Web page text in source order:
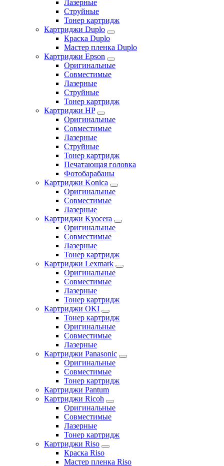
Лазерные
Струйные
Тонер картридж
Картриджи Duplo
Краска Duplo
Мастер пленка Duplo
Картриджи Epson
Оригинальные
Совместимые
Лазерные
Струйные
Тонер картридж
Картриджи HP
Оригинальные
Совместимые
Лазерные
Струйные
Тонер картридж
Печатающая головка
Фотобарабаны
Картриджи Konica
Оригинальные
Совместимые
Лазерные
Картриджи Kyocera
Оригинальные
Совместимые
Лазерные
Тонер картридж
Картриджи Lexmark
Оригинальные
Совместимые
Лазерные
Тонер картридж
Картриджи OKI
Тонер картридж
Оригинальные
Совместимые
Лазерные
Картриджи Panasonic
Оригинальные
Совместимые
Тонер картридж
Картриджи Pantum
Картриджи Ricoh
Оригинальные
Совместимые
Лазерные
Тонер картридж
Картриджи Riso
Краска Riso
Мастер пленка Riso